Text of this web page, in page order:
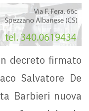
decreto firmato
Salvatore De
Barbieri nuova